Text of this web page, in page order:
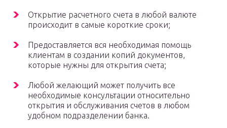
Открытие расчетного счета в любой валюте
происходит в самые короткие сроки;
Предоставляется вся необходимая помощь
клиентам в создании копий документов,
которые нужны для открытия счета;
Любой желающий может получить все
необходимые консультации относительно
открытия и обслуживания счетов в любом
удобном подразделении банка.